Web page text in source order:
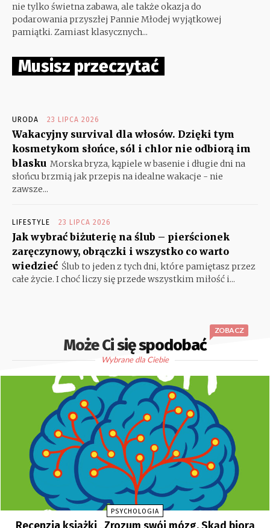
nie tylko świetna zabawa, ale także okazja do
podarowania przyszłej Pannie Młodej wyjątkowej
pamiątki. Zamiast klasycznych...
Musisz przeczytać
URODA 23 LIPCA 2026
Wakacyjny survival dla włosów. Dzięki tym
kosmetykom słońce, sól i chlor nie odbiorą im
blasku Morska bryza, kąpiele w basenie i długie dni na
słońcu brzmią jak przepis na idealne wakacje - nie
zawsze...
LIFESTYLE 23 LIPCA 2026
Jak wybrać biżuterię na ślub – pierścionek
zaręczynowy, obrączki i wszystko co warto
wiedzieć Ślub to jeden z tych dni, które pamiętasz przez
całe życie. I choć liczy się przede wszystkim miłość i...
Może Ci się spodobać
ZOBACZ
Wybrane dla Ciebie
PSYCHOLOGIA